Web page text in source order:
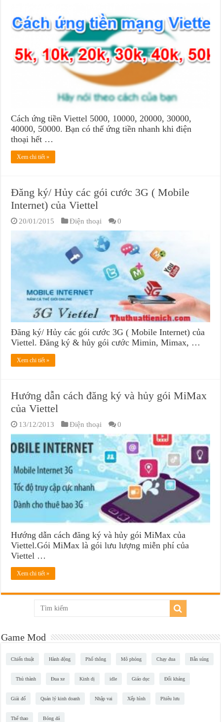
Cách ứng tiền Viettel 5000, 10000, 20000, 30000,
40000, 50000. Bạn có thể ứng tiền nhanh khi điện
thoại hết …
Xem chi tiết »
Đăng ký/ Hủy các gói cước 3G ( Mobile
Internet) của Viettel
20/01/2015 Điện thoại 0
Đăng ký/ Hủy các gói cước 3G ( Mobile Internet) của
Viettel. Đăng ký & hủy gói cước Mimin, Mimax, …
Xem chi tiết »
Hướng dẫn cách đăng ký và hủy gói MiMax
của Viettel
13/12/2013 Điện thoại 0
Hướng dẫn cách đăng ký và hủy gói MiMax của
Viettel.Gói MiMax là gói lưu lượng miễn phí của
Viettel …
Xem chi tiết »
Game Mod
Chiến thuật Hành động Phổ thông Mô phỏng Chạy đua Bắn súng
Thủ thành Đua xe Kinh dị idle Giáo dục Đối kháng
Giải đố Quản lý kinh doanh Nhập vai Xếp hình Phiêu lưu
Thể thao Bóng đá